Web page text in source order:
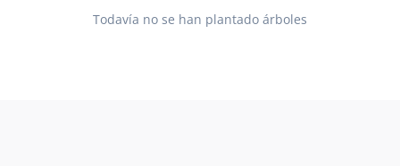
Todavía no se han plantado árboles